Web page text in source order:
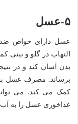
۵-عسل
عسل دارای خواص ضد
التهاب در گلو و بینی
بدن آسان کند و در
برساند. مصرف عسل به
کمک می کند. می
غذاخوری عسل را به آب